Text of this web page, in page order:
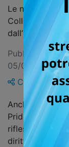
Le novità della
Collection per
dall’inizio di
Pubblicata il
05/06/2026
Condividi
Anche
Pride Month.
riflessione sulle
diritti della